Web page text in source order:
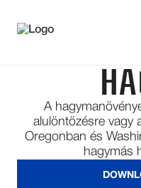
A
alulöntözésre vagy
Oregonban és
hagymás